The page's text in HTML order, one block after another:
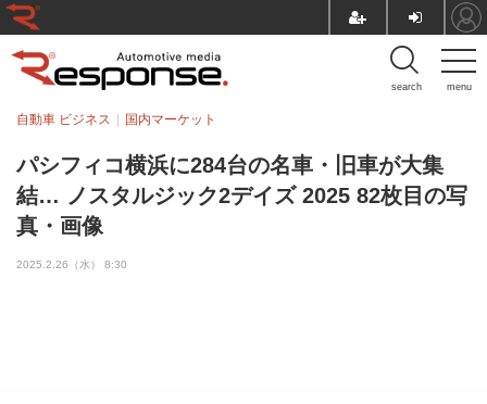
menu
search
パシフィコ横浜に284台の名車・旧車が大集
結… ノスタルジック2デイズ 2025 82枚目の写
真・画像
自動車 ビジネス 国内マーケット
2025.2.26（水） 8:30